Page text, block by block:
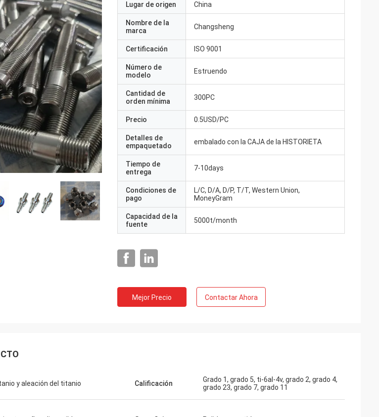
Lugar de origen China
Nombre de la
marca
Changsheng
Certificación ISO 9001
Número de
modelo
Estruendo
Cantidad de
orden mínima
300PC
Precio 0.5USD/PC
Detalles de
empaquetado
embalado con la CAJA de la HISTORIETA
Tiempo de
entrega
7-10days
Condiciones de
pago
L/C, D/A, D/P, T/T, Western Union,
MoneyGram
Capacidad de la
fuente
5000t/month
Mejor Precio Contactar Ahora
y aleación del titanio Calificación
Grado 1, grado 5, ti-6al-4v, grado 2, grado 4,
grado 23, grado 7, grado 11